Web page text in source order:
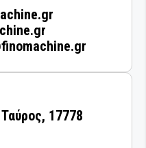
17778